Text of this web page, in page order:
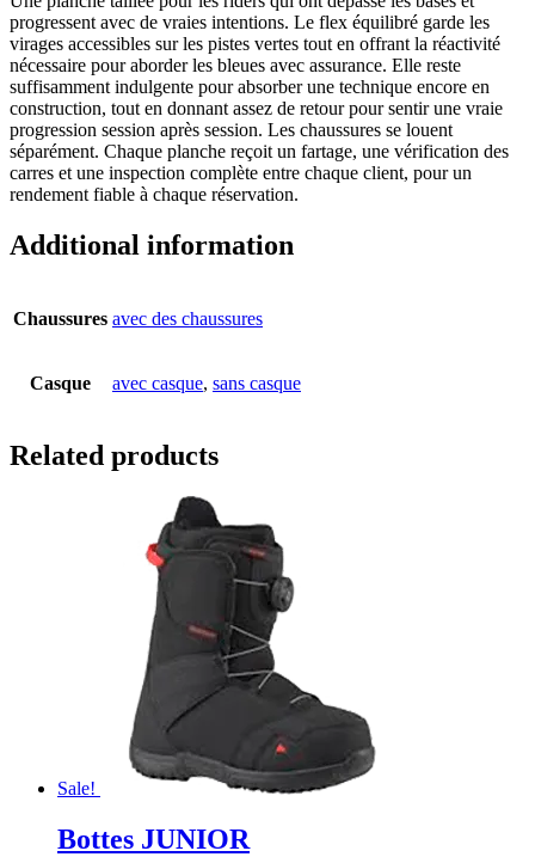
progressent avec de vraies intentions. Le flex équilibré garde les
virages accessibles sur les pistes vertes tout en offrant la réactivité
nécessaire pour aborder les bleues avec assurance. Elle reste
suffisamment indulgente pour absorber une technique encore en
construction, tout en donnant assez de retour pour sentir une vraie
progression session après session. Les chaussures se louent
séparément. Chaque planche reçoit un fartage, une vérification des
carres et une inspection complète entre chaque client, pour un
rendement fiable à chaque réservation.
Additional information
Chaussures avec des chaussures
Casque avec casque, sans casque
Related products
Sale!
Bottes JUNIOR